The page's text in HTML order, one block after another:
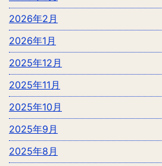
2026年2月
2026年1月
2025年12月
2025年11月
2025年10月
2025年9月
2025年8月